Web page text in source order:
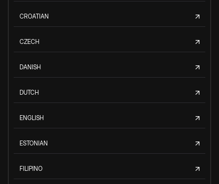
CROATIAN
CZECH
DANISH
DUTCH
ENGLISH
ESTONIAN
FILIPINO